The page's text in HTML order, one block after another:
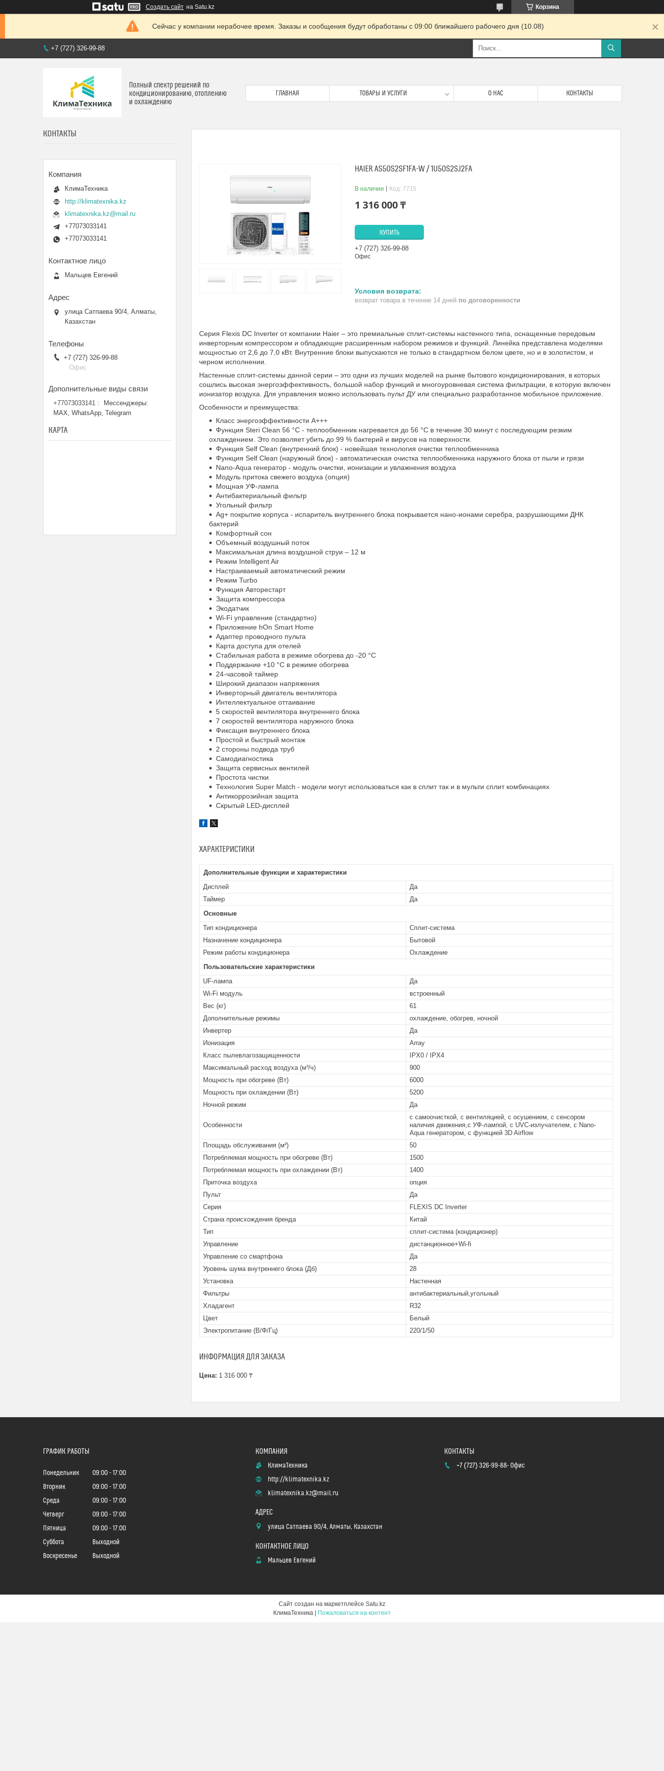
Создать сайт на Satu.kz Корзина
Сейчас у компании нерабочее время. Заказы и сообщения будут обработаны с 09:00 ближайшего рабочего дня (10.08)
+7 (727) 326-99-88
Полный спектр решений по
кондиционированию, отоплению
и охлаждению
ГЛАВНАЯ ТОВАРЫ И УСЛУГИ О НАС КОНТАКТЫ
HAIER AS50S2SF1FA-W / 1U50S2SJ2FA
В наличии Код: 7715
1 316 000 ₸
КУПИТЬ
+7 (727) 326-99-88
Офис
возврат товара в течение 14 дней по договоренности
Серия Flexis DC Inverter от компании Haier – это премиальные сплит-системы настенного типа, оснащенные передовым
инверторным компрессором и обладающие расширенным набором режимов и функций. Линейка представлена моделями
мощностью от 2,6 до 7,0 кВт. Внутренние блоки выпускаются не только в стандартном белом цвете, но и в золотистом, и
черном исполнении.
Настенные сплит-системы данной серии – это одни из лучших моделей на рынке бытового кондиционирования, в которых
сошлись высокая энергоэффективность, большой набор функций и многоуровневая система фильтрации, в которую включен
ионизатор воздуха. Для управления можно использовать пульт ДУ или специально разработанное мобильное приложение.
Особенности и преимущества:
Класс энергоэффективности A+++
Функция Steri Clean 56 °C - теплообменник нагревается до 56 °C в течение 30 минут с последующим резким
охлаждением. Это позволяет убить до 99 % бактерий и вирусов на поверхности.
Функция Self Clean (внутренний блок) - новейшая технология очистки теплообменника
Функция Self Clean (наружный блок) - автоматическая очистка теплообменника наружного блока от пыли и грязи
Nano-Aqua генератор - модуль очистки, ионизации и увлажнения воздуха
Модуль притока свежего воздуха (опция)
Мощная УФ-лампа
Антибактериальный фильтр
Угольный фильтр
Ag+ покрытие корпуса - испаритель внутреннего блока покрывается нано-ионами серебра, разрушающими ДНК
бактерий
Комфортный сон
Объемный воздушный поток
Максимальная длина воздушной струи – 12 м
Режим Intelligent Air
Настраиваемый автоматический режим
Режим Turbo
Функция Авторестарт
Защита компрессора
Экодатчик
Wi-Fi управление (стандартно)
Приложение hOn Smart Home
Адаптер проводного пульта
Карта доступа для отелей
Стабильная работа в режиме обогрева до -20 °С
Поддержание +10 °С в режиме обогрева
24-часовой таймер
Широкий диапазон напряжения
Инверторный двигатель вентилятора
Интеллектуальное оттаивание
5 скоростей вентилятора внутреннего блока
7 скоростей вентилятора наружного блока
Фиксация внутреннего блока
Простой и быстрый монтаж
2 стороны подвода труб
Самодиагностика
Защита сервисных вентилей
Простота чистки
Технология Super Match - модели могут использоваться как в сплит так и в мульти сплит комбинациях
Антикоррозийная защита
Скрытый LED-дисплей
ХАРАКТЕРИСТИКИ
Дополнительные функции и характеристики
Дисплей
Да
Таймер
Да
Основные
Тип кондиционера
Сплит-система
Назначение кондиционера
Бытовой
Режим работы кондиционера
Охлаждение
Пользовательские характеристики
UF-лампа
Да
Wi-Fi модуль
встроенный
Вес (кг)
61
Дополнительные режимы
охлаждение, обогрев, ночной
Инвертер
Да
Ионизация
Array
Класс пылевлагозащищенности
IPX0 / IPX4
Максимальный расход воздуха (м³/ч)
900
Мощность при обогреве (Вт)
6000
Мощность при охлаждении (Вт)
5200
Ночной режим
Да
Особенности
с самоочисткой, с вентиляцией, с осушением, с сенсором
наличия движения,с УФ-лампой, с UVC-излучателем, с Nano-
Aqua генератором, с функцией 3D Airflow
Площадь обслуживания (м²)
50
Потребляемая мощность при обогреве (Вт)
1500
Потребляемая мощность при охлаждении (Вт)
1400
Приточка воздуха
опция
Пульт
Да
Серия
FLEXIS DC Inverter
Страна происхождения бренда
Китай
Тип
сплит-система (кондиционер)
Управление
дистанционное+Wi-fi
Управление со смартфона
Да
Уровень шума внутреннего блока (Дб)
28
Установка
Настенная
Фильтры
антибактериальный,угольный
Хладагент
R32
Цвет
Белый
Электропитание (В/Ф/Гц)
220/1/50
ИНФОРМАЦИЯ ДЛЯ ЗАКАЗА
Цена: 1 316 000 ₸
КОНТАКТЫ
КлимаТехника
http://klimatexnika.kz
klimatexnika.kz@mail.ru
+77073033141
+77073033141
Мальцев Евгений
улица Сатпаева 90/4, Алматы,
Казахстан
+7 (727) 326-99-88
Офис
+77073033141
Мессенджеры:
MAX, WhatsApp, Telegram
КАРТА
ГРАФИК РАБОТЫ
Понедельник 09:00
17:00
Вторник
09:00
17:00
Среда
09:00
17:00
Четверг
09:00
17:00
Пятница
09:00
17:00
Суббота
Выходной
Воскресенье
Выходной
КлимаТехника
http://klimatexnika.kz
klimatexnika.kz@mail.ru
улица Сатпаева 90/4, Алматы, Казахстан
Мальцев Евгений
+7 (727) 326-99-88 Офис
Сайт создан на маркетплейсе Satu.kz
Пожаловаться на контент